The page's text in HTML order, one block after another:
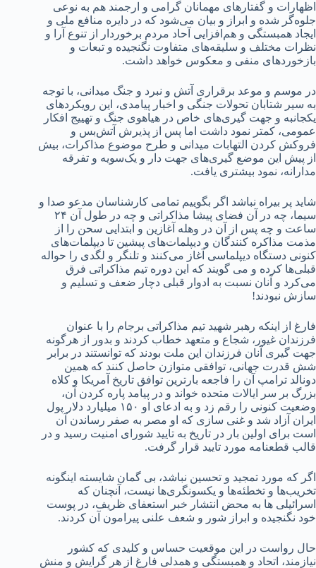
اظهارات و گفتارهای مهمانان گرامی و ارجمند هم به نوعی
جلوه‌گر شده و ابراز و بیان می‌شود که در دایره منافع ملی و
ایجاد همبستگی و هم‌افزایی آحاد مردم برخوردار از تنوع آرا و
نظرات مختلف و سلیقه‌های متفاوت نگنجیده و تبعات و
بازخوردهای منفی و معکوس خواهد داشت.
در موسم و موعد برقراری آتش و نبرد و جنگ میدانی، با توجه
به سیر شتابان تحولات جنگی و اخبار پیامدی، این رویکردهای
یکجانبه و جهت گیری‌های خاص در هیاهوی جنگ و تهییج افکار
عمومی، کمتر نمود داشت اما پس از پذیرش آتش‌بس و
فروکش کردن التهابات میدانی و طرح موضوع مذاکرات، بیش
از پیش این موضع گیری‌های جهت دار و یک‌سویه و تفرقه
مدارانه، نمود بیشتری یافت.
شاید پر بیراه نباشد اگر بگوییم تمامی کارشناسان مدعو صدا و
سیما، چه در آن فضای پیشا مذاکراتی و چه در طول آن ۲۴
ساعت و چه پس از آن در وهله آغازین و ابتدایی سحن را از
مذمت مذاکره کنندگان و دیپلمات‌های پیشین تا دیپلمات‌های
کنونی دستگاه دیپلماسی آغاز می‌کنند و تلنگر و لگدی را حواله
قبلی‌ها کرده و می گویند که این دوره تیم مذاکراتی فرق
می‌کرد و آنان نسبت به ادوار قبلی دچار ضعف و تسلیم و
سازش نبودند!
فارغ از اینکه رهبر شهید تیم مذاکراتی برجام را با عنوان
فرزندان غیور، شجاع و متعهد خطاب کردند و بدور از هرگونه
جهت گیری آنان فرزندان این ملت بودند که توانستند در برابر
شش قدرت جهانی، توافقی متوازن حاصل کنند که همین
دونالد ترامپ آن را فاجعه بارترین توافق تاریخ آمریکا و کلاه
بزرگ بر سر ایالات متحده خواند و در پیامد پاره کردن آن،
وضعیت کنونی را رقم زد و به ادعای او ۱۵۰ میلیارد دلار پول
ایران آزاد شد و غنی سازی که او مصر به صفر رساندن آن
است برای اولین بار در تاریخ به تایید شورای امنیت رسید و در
قالب قطعنامه مورد تایید قرار گرفت.
اگر که مورد تمجید و تحسین نباشد، بی گمان شایسته اینگونه
تخریب‌ها و تخطئه‌ها و یکسونگری‌ها نیست، آنچنان که
اسرائیلی ها به محض انتشار خبر استعفای ظریف، در پوست
خود نگنجیده و ابراز شور و شعف علنی پیرامون آن کردند.
حال رواست در این موقعیت حساس و کلیدی که کشور
نیازمند، اتحاد و همبستگی و همدلی فارغ از هر گرایش و منش